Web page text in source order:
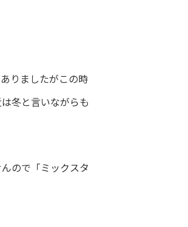
りましたがこの時
冬と言いながらも
ので「ミックスタ